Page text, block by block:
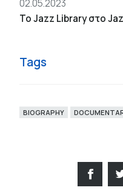
02.05.2023
To Jazz Library στο
Tags
BIOGRAPHY